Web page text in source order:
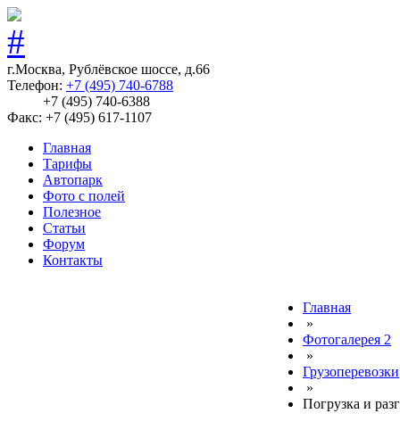
г.Москва, Рублёвское шоссе, д.66
Телефон: +7 (495) 740-6788
+7 (495) 740-6388
Факс: +7 (495) 617-1107
Главная
Тарифы
Автопарк
Фото с полей
Полезное
Статьи
Форум
Контакты
Главная
»
Фотогалерея 2
»
Грузоперевозки
»
Погрузка и